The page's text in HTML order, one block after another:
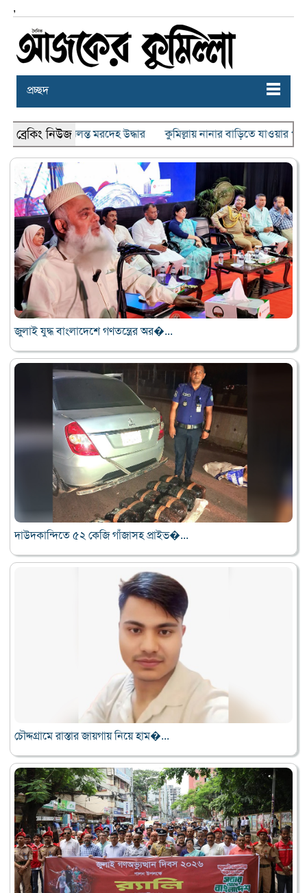
,
প্রচ্ছদ
ব্রেকিং নিউজ
ঝুলন্ত মরদেহ উদ্ধার কুমিল্লায় নানার বাড়িতে যাওয়ার পথে প্রাণ গেল
জুলাই যুদ্ধ বাংলাদেশে গণতন্ত্রের অর�...
দাউদকান্দিতে ৫২ কেজি গাঁজাসহ প্রাইভ�...
চৌদ্দগ্রামে রাস্তার জায়গায় নিয়ে হাম�...